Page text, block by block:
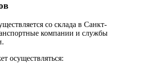
со склада в Санкт-
компании и службы
осуществляться: